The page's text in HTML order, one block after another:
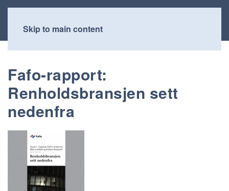
Skip to main content
Fafo-rapport:
Renholdsbransjen sett
nedenfra